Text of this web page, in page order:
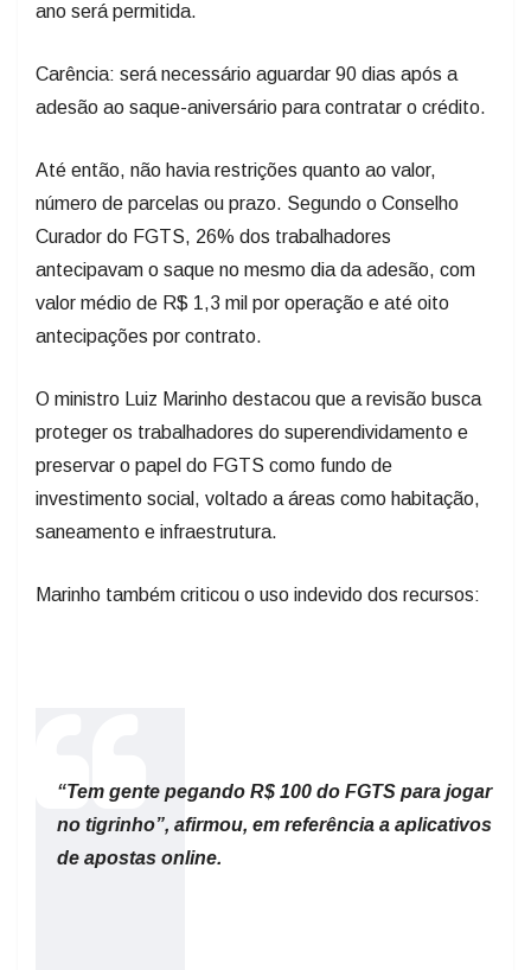
ano será permitida.
Carência: será necessário aguardar 90 dias após a
adesão ao saque-aniversário para contratar o crédito.
Até então, não havia restrições quanto ao valor,
número de parcelas ou prazo. Segundo o Conselho
Curador do FGTS, 26% dos trabalhadores
antecipavam o saque no mesmo dia da adesão, com
valor médio de R$ 1,3 mil por operação e até oito
antecipações por contrato.
O ministro Luiz Marinho destacou que a revisão busca
proteger os trabalhadores do superendividamento e
preservar o papel do FGTS como fundo de
investimento social, voltado a áreas como habitação,
saneamento e infraestrutura.
Marinho também criticou o uso indevido dos recursos:
“Tem gente pegando R$ 100 do FGTS para jogar
no tigrinho”, afirmou, em referência a aplicativos
de apostas online.